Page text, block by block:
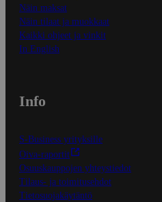
Näin maksat
Näin tilaat ja muokkaat
Kaikki ohjeet ja vinkit
In English
Info
S-Business yrityksille
Oiva-raportit
Osuuskauppojen yhteystiedot
Tilaus- ja toimitusehdot
Tietosuojakäytäntö